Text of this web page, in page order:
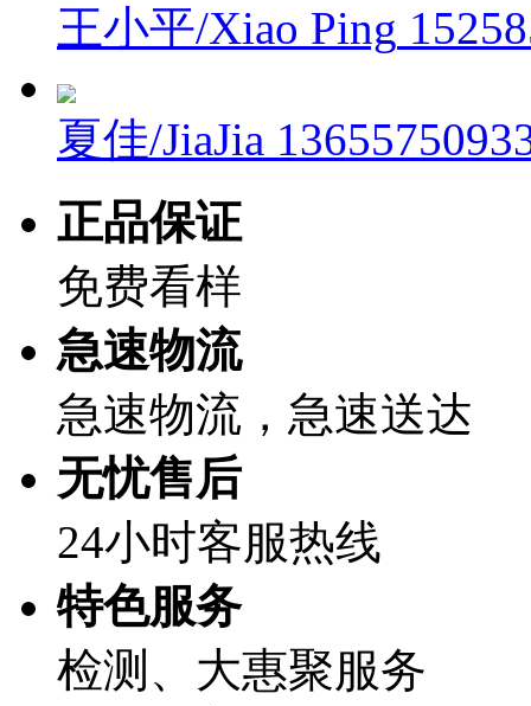
王小平/Xiao Ping
夏佳/JiaJia
正品保证
免费看样
急速物流
急速物流，急速送达
无忧售后
24小时客服热线
特色服务
检测、大惠聚服务